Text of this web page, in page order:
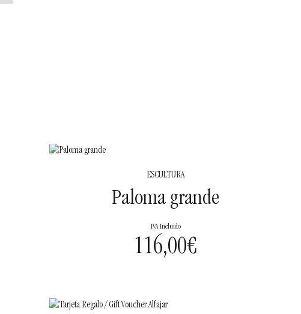
ESCULTURA
Paloma grande
116,00€
IVA Incluido